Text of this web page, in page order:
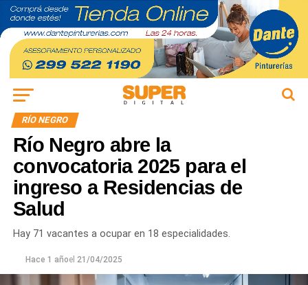
RÍO NEGRO
Río Negro abre la
convocatoria 2025 para el
ingreso a Residencias de
Salud
Hay 71 vacantes a ocupar en 18 especialidades.
Hace 1 añoel 21/04/2025